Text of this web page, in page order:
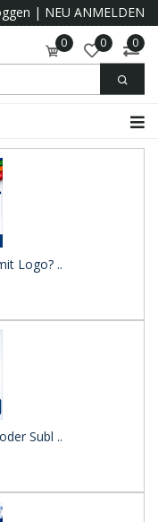
| NEU ANMELDEN
0 0 0
Logo? ..
Subl ..